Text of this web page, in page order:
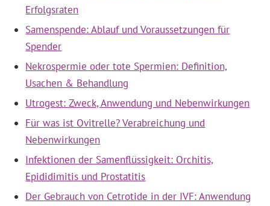
Erfolgsraten
Samenspende: Ablauf und Voraussetzungen für
Spender
Nekrospermie oder tote Spermien: Definition,
Usachen & Behandlung
Utrogest: Zweck, Anwendung und Nebenwirkungen
Für was ist Ovitrelle? Verabreichung und
Nebenwirkungen
Infektionen der Samenflüssigkeit: Orchitis,
Epididimitis und Prostatitis
Der Gebrauch von Cetrotide in der IVF: Anwendung